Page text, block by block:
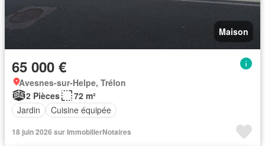
Maison
65 000 €
Avesnes-sur-Helpe, Trélon
2 Pièces
72 m²
Jardin
Cuisine équipée
18 juin 2026 sur ImmobilierNotaires